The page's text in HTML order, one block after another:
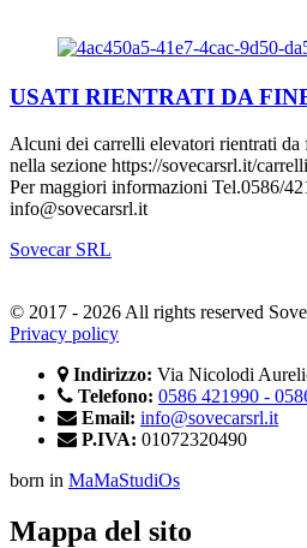
USATI RIENTRATI DA
Alcuni dei carrelli elevatori rientrati da
nella sezione https://sovecarsrl.it/
Per maggiori informazioni Tel.0586/
info@sovecarsrl.it
Sovecar SRL
© 2017 - 2026 All rights reserved
Privacy policy
Indirizzo: Via Nicolodi
Telefono: 0586 421990 -
Email: info@sovecarsrl.it
P.IVA: 01072320490
born in MaMaStudiOs
Mappa del sito